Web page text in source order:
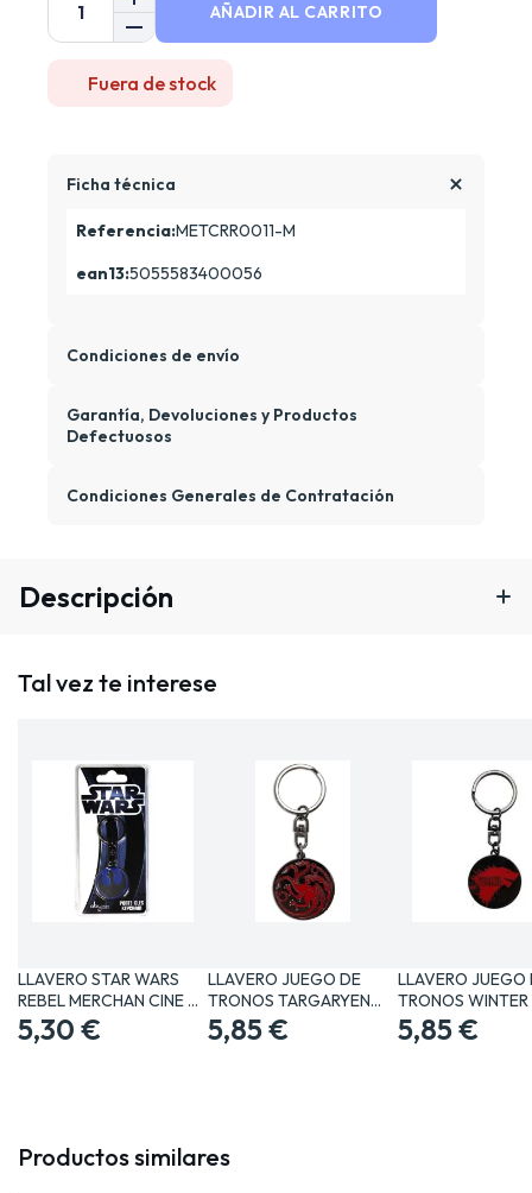
AÑADIR AL CARRITO
Fuera de stock
Ficha técnica
Referencia:METCRR0011-M
ean13:5055583400056
Condiciones de envío
Garantía, Devoluciones y Productos
Defectuosos
Condiciones Generales de Contratación
Descripción
Tal vez te interese
LLAVERO STAR WARS
REBEL MERCHAN CINE Y
TV…
5,30 €
LLAVERO JUEGO DE
TRONOS TARGARYEN
MERCHAN…
5,85 €
LLAVERO JUEGO
TRONOS WINTER
COMING…
5,85 €
Productos similares